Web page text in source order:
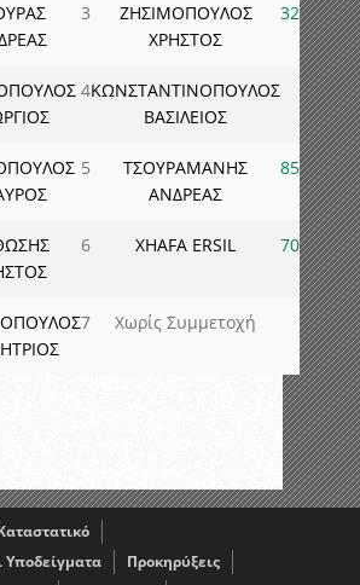
3
ΖΗΣΙΜΟΠΟΥΛΟΣ
ΧΡΗΣΤΟΣ
32
4ΚΩΝΣΤΑΝΤΙΝΟΠΟΥΛΟΣ
ΒΑΣΙΛΕΙΟΣ
5
ΤΣΟΥΡΑΜΑΝΗΣ
ΑΝΔΡΕΑΣ
85
6 XHAFA ERSIL 70
7 Χωρίς Συμμετοχή
Προκηρύξεις